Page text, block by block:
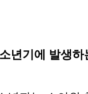
년기에 발생